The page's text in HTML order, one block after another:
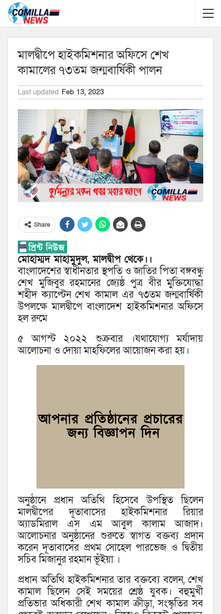
মালদ্বীপে হাইকমিশনার অফিসে শেখ
কামালের ৭৩তম জন্মবার্ষিকী পালন
Last updated Feb 13, 2023
Share
মোহাম্মদ মাহামুদুল, মালদ্বীপ থেকে।।
বাংলাদেশের স্বাধীনতার স্থপতি ও জাতির পিতা বঙ্গবন্ধু
শেখ মুজিবুর রহমানের জ্যেষ্ঠ পুত্র বীর মুক্তিযোদ্ধা
শহীদ ক্যাপ্টেন শেখ কামাল এর ৭৩তম জন্মবার্ষিকী
উপলক্ষে মালদ্বীপে বাংলাদেশ হাইকমিশনার অফিসে
হল রুমে
৫ আগস্ট ২০২২ শুক্রবার ।যথাযোগ্য মর্যাদায়
আলোচনা ও দোয়া মাহফিলের আয়োজন করা হয়।
অনুষ্ঠানে প্রধান অতিথি হিসেবে উপস্থিত ছিলেন
মালদ্বীপের দূতাবাসের হাইকমিশনার রিয়ার
অ্যাডমিরাল এস এম আবুল কালাম আজাদ।
আলোচনার অনুষ্ঠানের শুরুতে স্বাগত বক্তব্য প্রদান
করেন দূতাবাসের প্রথম সোহেল পারভেজ ও দ্বিতীয়
সচিব মিজানুর রহমান ভূঁইয়া ।
প্রধান অতিথি হাইকমিশনার তার বক্তব্যে বলেন, শেখ
কামাল ছিলেন সেই সময়ের শ্রেষ্ঠ যুবক। বহুমুখী
প্রতিভার অধিকারী শেখ কামাল ক্রীড়া, সংস্কৃতির সব